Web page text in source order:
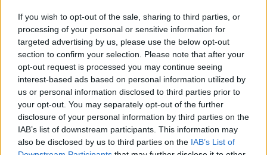
If you wish to opt-out of the sale, sharing to third parties, or
processing of your personal or sensitive information for
targeted advertising by us, please use the below opt-out
section to confirm your selection. Please note that after your
opt-out request is processed you may continue seeing
interest-based ads based on personal information utilized by
us or personal information disclosed to third parties prior to
your opt-out. You may separately opt-out of the further
disclosure of your personal information by third parties on the
IAB’s list of downstream participants. This information may
also be disclosed by us to third parties on the IAB’s List of